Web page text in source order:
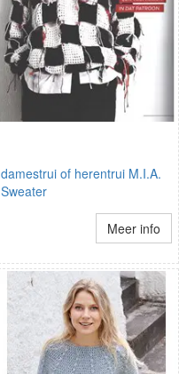
damestrui of herentrui M.I.A.
Sweater
Meer info